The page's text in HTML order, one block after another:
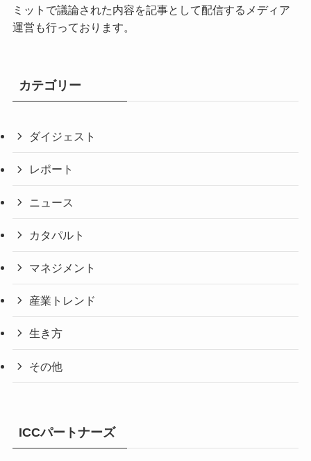
ミットで議論された内容を記事として配信するメディア
運営も行っております。
カテゴリー
ダイジェスト
レポート
ニュース
カタパルト
マネジメント
産業トレンド
生き方
その他
ICCパートナーズ